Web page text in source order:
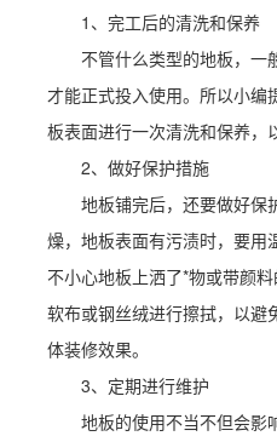
1、完工后的清洗和保养
不管什么类型的地板，一
才能正式投入使用。所以小编
板表面进行一次清洗和保养，
2、做好保护措施
地板铺完后，还要做好保
燥，地板表面有污渍时，要用
不小心地板上洒了*物或带颜
软布或钢丝绒进行擦拭，以避
体装修效果。
3、定期进行维护
地板的使用不当不但会影